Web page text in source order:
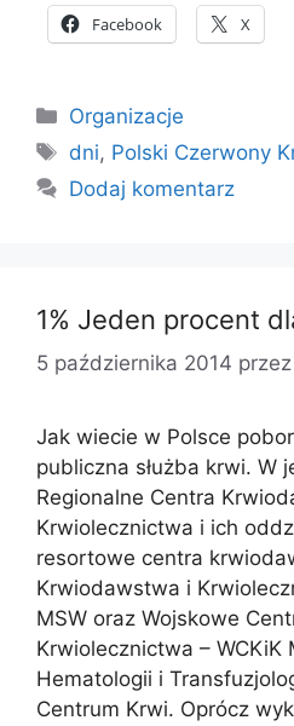
Facebook X
Kategorie
Organizacje
Tagi
dni, Polski Czerwony
Dodaj komentarz
1% Jeden procent
5 października 2014 przez
Jak wiecie w Polsce
publiczna służba krwi. W
Regionalne Centra
Krwiolecznictwa i ich
resortowe centra
Krwiodawstwa i
MSW oraz Wojskowe
Krwiolecznictwa – WCKiK
Hematologii i
Centrum Krwi. Oprócz